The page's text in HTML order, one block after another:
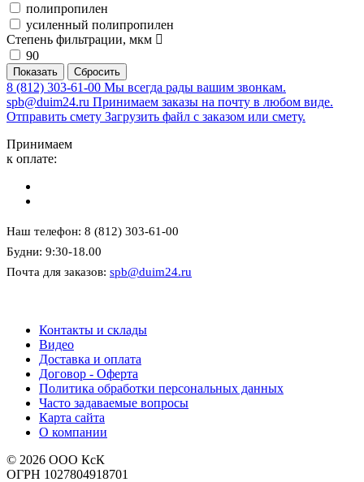
полипропилен
усиленный полипропилен
Степень фильтрации, мкм
90
8 (812) 303-61-00 Мы всегда рады вашим звонкам.
spb@duim24.ru Принимаем заказы на почту в любом виде.
Отправить смету Загрузить файл с заказом или смету.
Принимаем
к оплате:
Наш телефон: 8 (812) 303-61-00
Будни: 9:30-18.00
Почта для заказов: spb@duim24.ru
Контакты и склады
Видео
Доставка и оплата
Договор - Оферта
Политика обработки персональных данных
Часто задаваемые вопросы
Карта сайта
О компании
© 2026 ООО КсК
ОГРН 1027804918701